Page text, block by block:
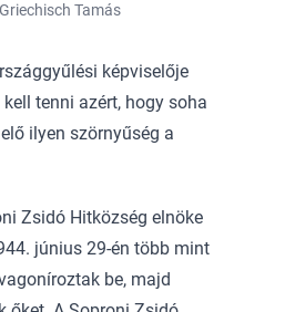
Tamás
képviselője
tenni azért, hogy soha
ilyen szörnyűség a
Zsidó Hitközség elnöke
június 29-én több mint
be, majd